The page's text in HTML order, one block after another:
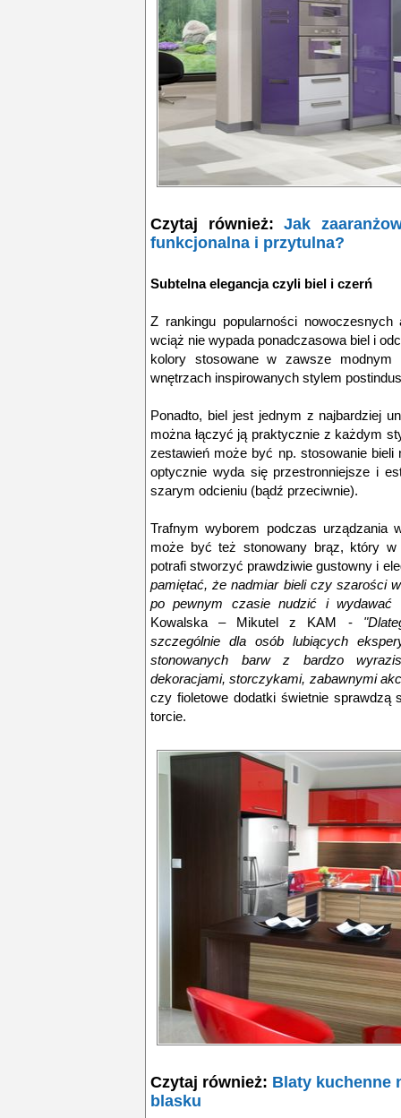
Czytaj również:Jak
funkcjonalna i przytulna?
Subtelna elegancja czyli biel i czerń
Z rankingu popularności
wciąż nie wypada ponadczasowa biel i
kolory stosowane w zawsze modnym
wnętrzach inspirowanych stylem
Ponadto, biel jest jednym z najbardziej
można łączyć ją praktycznie z każdym
zestawień może być np. stosowanie
optycznie wyda się przestronniejsze i
szarym odcieniu (bądź przeciwnie).
Trafnym wyborem podczas urządzania
może być też stonowany brąz, który w
potrafi stworzyć prawdziwie gustowny i
pamiętać, że nadmiar bieli czy szarości
po pewnym czasie nudzić i
Kowalska – Mikutel z KAM -
szczególnie dla osób lubiących
stonowanych barw z bardzo
dekoracjami, storczykami, zabawnymi
czy fioletowe dodatki świetnie sprawdzą
torcie.
Czytaj również: Blaty kuchenne
blasku